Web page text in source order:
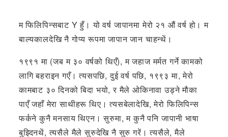
म फिलिपिन्सबाट Y हुँ। यो वर्ष जापानमा मेरो २१ औं वर्ष हो। म
बाल्यकालदेखि नै गोप्य रूपमा जापान जान चाहन्थें।
१९९१ मा (जब म ३० वर्षको थिएँ), म जहाज मर्मत गर्ने कामको
लागि बहराइन गएँ। त्यसपछि, दुई वर्ष पछि, १९९३ मा, मेरो
कामबाट ३० दिनको बिदा भयो, र मैले ओकिनावा उड्ने मौका
पाएँ जहाँ मेरा साथीहरू थिए। त्यसबेलादेखि, मेरो फिलिपिन्स
फर्कने कुनै मनसाय थिएन। सुरुमा, म कुनै पनि जापानी भाषा
बुझ्दिनथें, त्यसैले मैले सुरुदेखि नै सुरु गरें। त्यसैले, मैले